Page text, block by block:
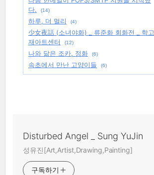
다.
(14)
하루, 더 멀리
(4)
少女夜話 (소녀야화) _ 류준화 회화전 _ 학고
재아트센터
(12)
나와 닮은 조카, 정화
(6)
속초에서 만난 고양이들
(6)
Disturbed Angel _ Sung YuJin
성유진[Art,Artist,Drawing,Painting]
구독하기